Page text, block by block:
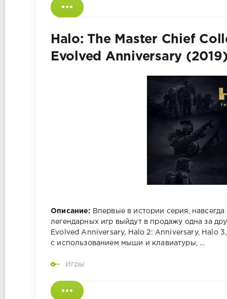
Halo: The Master Chief
Evolved Anniversary
Описание: Впервые в истории серия,
легендарных игр выйдут в продажу одна за
Evolved Anniversary, Halo 2: Anniversary, Halo
с использованием мыши и клавиатуры, …
Игры